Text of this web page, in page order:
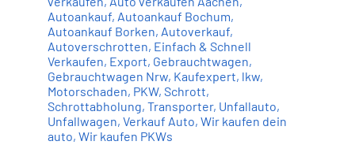
Autoankauf, Autoankauf Bochum,
Autoankauf Borken, Autoverkauf,
Autoverschrotten, Einfach & Schnell
Verkaufen, Export, Gebrauchtwagen,
Gebrauchtwagen Nrw, Kaufexpert, lkw,
Motorschaden, PKW, Schrott,
Schrottabholung, Transporter, Unfallauto,
Unfallwagen, Verkauf Auto, Wir kaufen dein
auto, Wir kaufen PKWs